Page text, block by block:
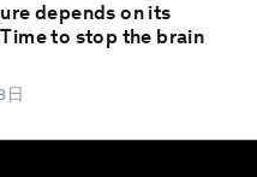
depends on its
to stop the brain
日